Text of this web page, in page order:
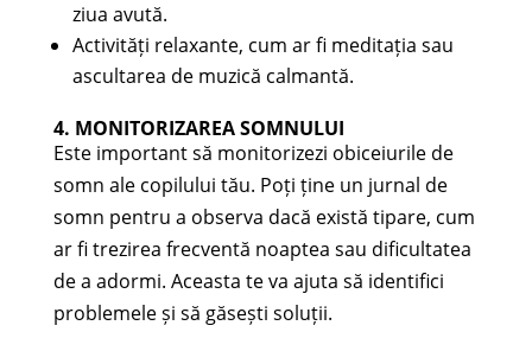
ziua avută.
Activități relaxante, cum ar fi meditația sau
ascultarea de muzică calmantă.
4. MONITORIZAREA SOMNULUI
Este important să monitorizezi obiceiurile de
somn ale copilului tău. Poți ține un jurnal de
somn pentru a observa dacă există tipare, cum
ar fi trezirea frecventă noaptea sau dificultatea
de a adormi. Aceasta te va ajuta să identifici
problemele și să găsești soluții.